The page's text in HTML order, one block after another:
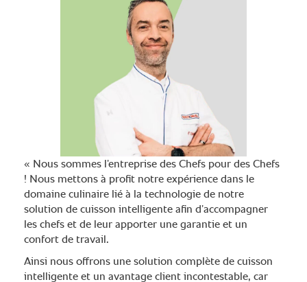
histoire et sa culture
pourrez en savoir plus
« Nous sommes l’entreprise des Chefs pour des Chefs
! Nous mettons à profit notre expérience dans le
domaine culinaire lié à la technologie de notre
solution de cuisson intelligente afin d’accompagner
les chefs et de leur apporter une garantie et un
confort de travail.
Ainsi nous offrons une solution complète de cuisson
intelligente et un avantage client incontestable, car